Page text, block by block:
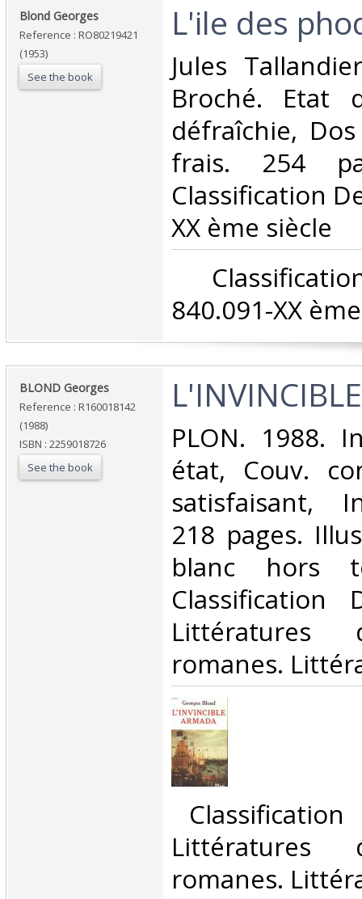
‎Blond Georges‎
Reference : RO80219421
(1953)
See the book
‎L'ile des
‎Jules
Broché. Etat
défraîchie,
frais. 254
Classification
XX ème siècle‎
840.091-XX
‎BLOND Georges‎
Reference : R160018142
(1988)
ISBN : 2259018726
See the book
‎PLON. 1988.
état, Couv.
satisfaisant,
218 pages.
blanc
Classification
Littératures
romanes.
Littératures
romanes.